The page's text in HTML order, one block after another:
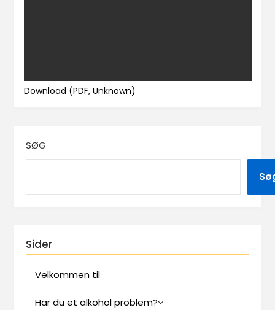
Download (PDF, Unknown)
SØG
Sider
Velkommen til
Har du et alkohol problem?